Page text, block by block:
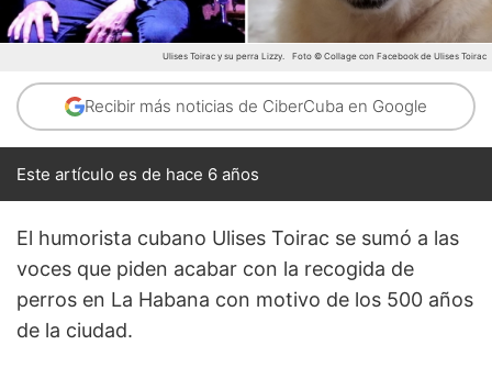
Ulises Toirac y su perra Lizzy. Foto © Collage con Facebook de Ulises Toirac
Recibir más noticias de CiberCuba en Google
Este artículo es de hace 6 años
El humorista cubano Ulises Toirac se sumó a las
voces que piden acabar con la recogida de
perros en La Habana con motivo de los 500 años
de la ciudad.